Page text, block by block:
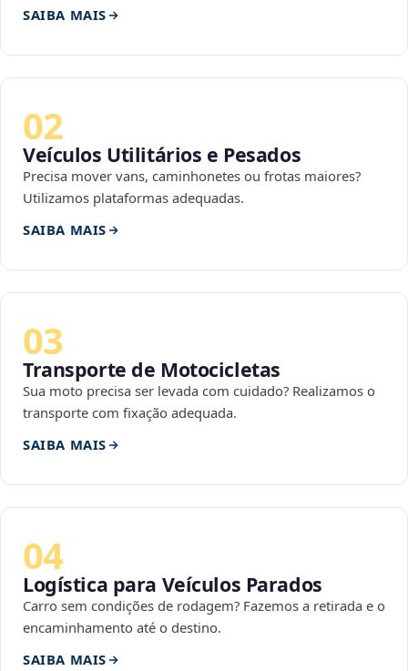
SAIBA MAIS
02
Veículos Utilitários e Pesados
Precisa mover vans, caminhonetes ou frotas maiores?
Utilizamos plataformas adequadas.
SAIBA MAIS
03
Transporte de Motocicletas
Sua moto precisa ser levada com cuidado? Realizamos o
transporte com fixação adequada.
SAIBA MAIS
04
Logística para Veículos Parados
Carro sem condições de rodagem? Fazemos a retirada e o
encaminhamento até o destino.
SAIBA MAIS